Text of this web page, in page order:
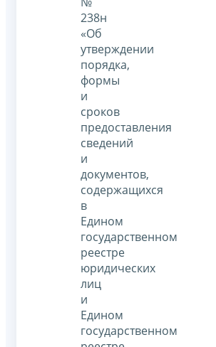
238н
«Об
утверждении
порядка,
формы
и
сроков
предоставления
сведений
и
документов,
содержащихся
в
Едином
государственном
реестре
юридических
лиц
и
Едином
государственном